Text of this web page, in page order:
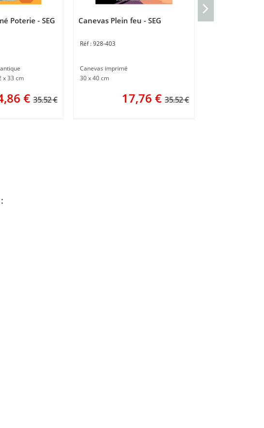
Poterie - SEG
x 33 cm
€ 35.52 €
Canevas Plein feu - SEG
928-403
Canevas imprimé
30 x 40 cm
17,76 € 35.52 €